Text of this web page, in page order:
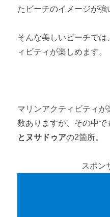
たビーチのイメージが強
そんな美しいビーチで
ィビティが楽しめます。
マリンアクティビティ
数ありますが、その中
とヌサドゥアの2箇所。
スポン